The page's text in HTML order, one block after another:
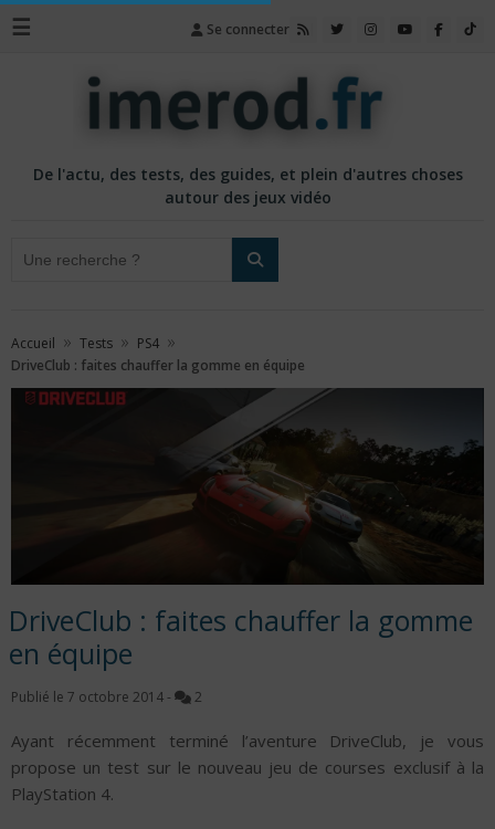
☰ Se connecter
De l'actu, des tests, des guides, et plein d'autres choses
autour des jeux vidéo
Accueil » Tests » PS4 »
DriveClub : faites chauffer la gomme en équipe
DriveClub : faites chauffer la gomme
en équipe
Publié le 7 octobre 2014 - 2
Ayant récemment terminé l’aventure DriveClub, je vous
propose un test sur le nouveau jeu de courses exclusif à la
PlayStation 4.